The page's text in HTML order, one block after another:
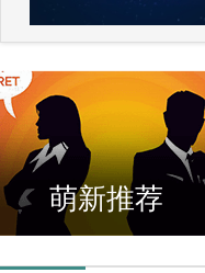
萌新推荐